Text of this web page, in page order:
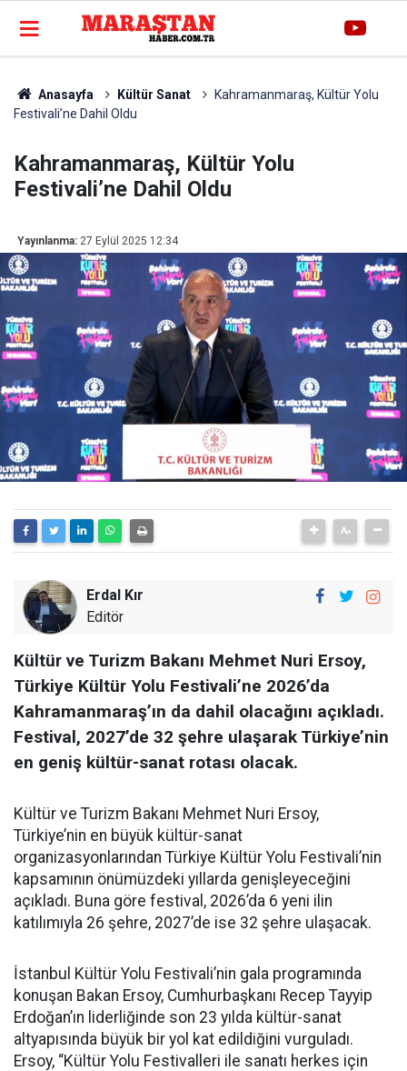
Anasayfa Kültür Sanat
Kahramanmaraş, Kültür Yolu
Festivali’ne Dahil Oldu
Kahramanmaraş, Kültür Yolu
Festivali’ne Dahil Oldu
Yayınlanma: 27 Eylül 2025 12:34
Erdal Kır
Editör
Kültür ve Turizm Bakanı Mehmet Nuri Ersoy,
Türkiye Kültür Yolu Festivali’ne 2026’da
Kahramanmaraş’ın da dahil olacağını açıkladı.
Festival, 2027’de 32 şehre ulaşarak Türkiye’nin
en geniş kültür-sanat rotası olacak.
Kültür ve Turizm Bakanı Mehmet Nuri Ersoy,
Türkiye’nin en büyük kültür-sanat
organizasyonlarından Türkiye Kültür Yolu Festivali’nin
kapsamının önümüzdeki yıllarda genişleyeceğini
açıkladı. Buna göre festival, 2026’da 6 yeni ilin
katılımıyla 26 şehre, 2027’de ise 32 şehre ulaşacak.
İstanbul Kültür Yolu Festivali’nin gala programında
konuşan Bakan Ersoy, Cumhurbaşkanı Recep Tayyip
Erdoğan’ın liderliğinde son 23 yılda kültür-sanat
altyapısında büyük bir yol kat edildiğini vurguladı.
Ersoy, “Kültür Yolu Festivalleri ile sanatı herkes için